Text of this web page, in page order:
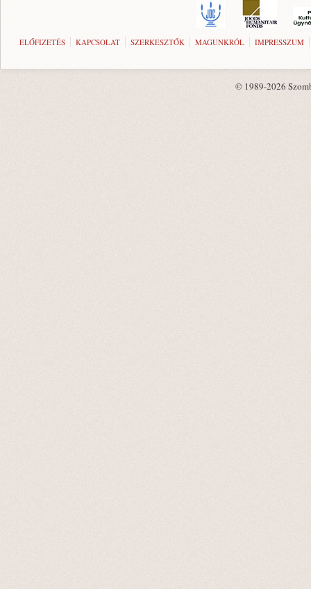
ELŐFIZETÉS KAPCSOLAT SZERKESZTŐK MAGUNKRÓL IMPRESSZUM
© 1989-2026